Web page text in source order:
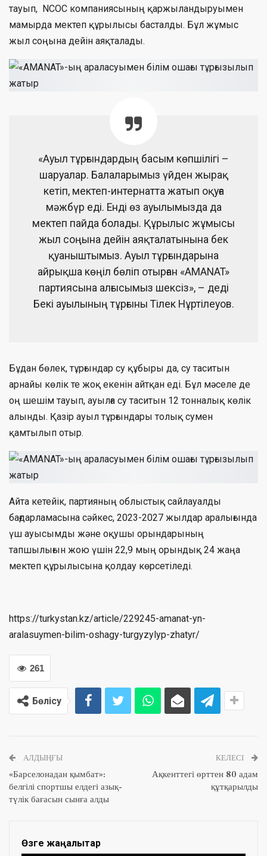
тауып, NCOC компаниясының қаржыландыруымен
мамырда мектеп құрылысы басталды. Бұл жұмыс
жыл соңына дейін аяқталады.
«Ауыл тұрғындардың басым көпшілігі –
шаруалар. Балаларымыз үйден жырақ
кетіп, мектеп-интернатта жатып оқуға
мәжбүр еді. Енді өз ауылымызда да
мектеп пайда болады. Құрылыс жұмысы
жыл соңына дейін аяқталатынына бек
қуаныштымыз. Ауыл тұрғындарына
айрықша көңіл бөліп отырған «АMANAT»
партиясына алғысымыз шексіз», – деді
Бекі ауылының тұрғыны Тілек Нұртілеуов.
Бұдан бөлек, тұрғындар су құбыры да, су таситын
арнайы көлік те жоқ екенін айтқан еді. Бұл мәселе де
оң шешім тауып, ауылға су таситын 12 тонналық көлік
алынды. Қазір ауыл тұрғындары толық сумен
қамтылып отыр.
Айта кетейік, партияның облыстық сайлауалды
бағдарламасына сәйкес, 2023-2027 жылдар аралығында
үш ауысымды және оқушы орындарының
тапшылығын жою үшін 22,9 мың орындық 24 жаңа
мектеп құрылысына қолдау көрсетіледі.
https://turkystan.kz/article/229245-amanat-yn-
aralasuymen-bilim-oshagy-turgyzylyp-zhatyr/
261
Бөлісу
АЛДЫҢҒЫ
«Барселонадан қымбат»:
белгілі спортшы елдегі азық-
түлік бағасын сынға алды
КЕЛЕСІ
Ақкенттегі өрттен 80 адам
құтқарылды
Өзге жаңалықтар